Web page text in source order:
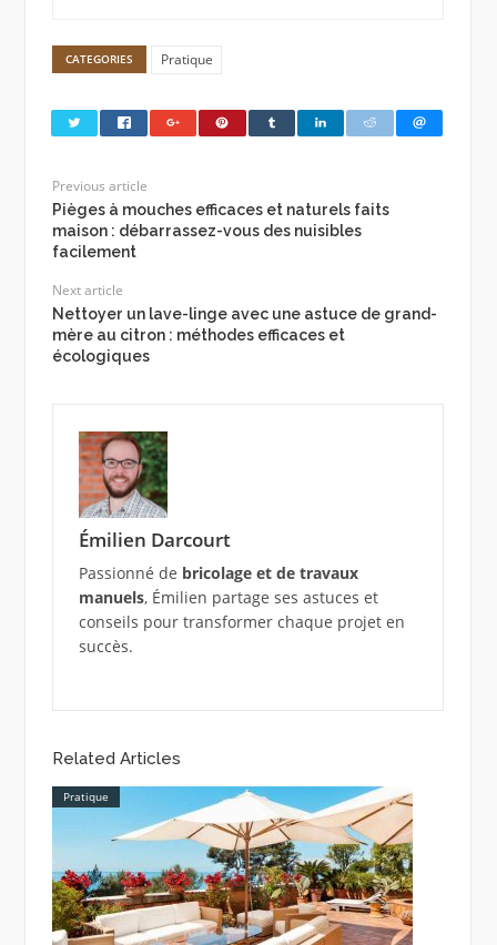
CATEGORIES Pratique
Previous article
Pièges à mouches efficaces et naturels faits
maison : débarrassez-vous des nuisibles
facilement
Next article
Nettoyer un lave-linge avec une astuce de grand-
mère au citron : méthodes efficaces et
écologiques
Émilien Darcourt
Passionné de bricolage et de travaux
manuels, Émilien partage ses astuces et
conseils pour transformer chaque projet en
succès.
Related Articles
Pratique